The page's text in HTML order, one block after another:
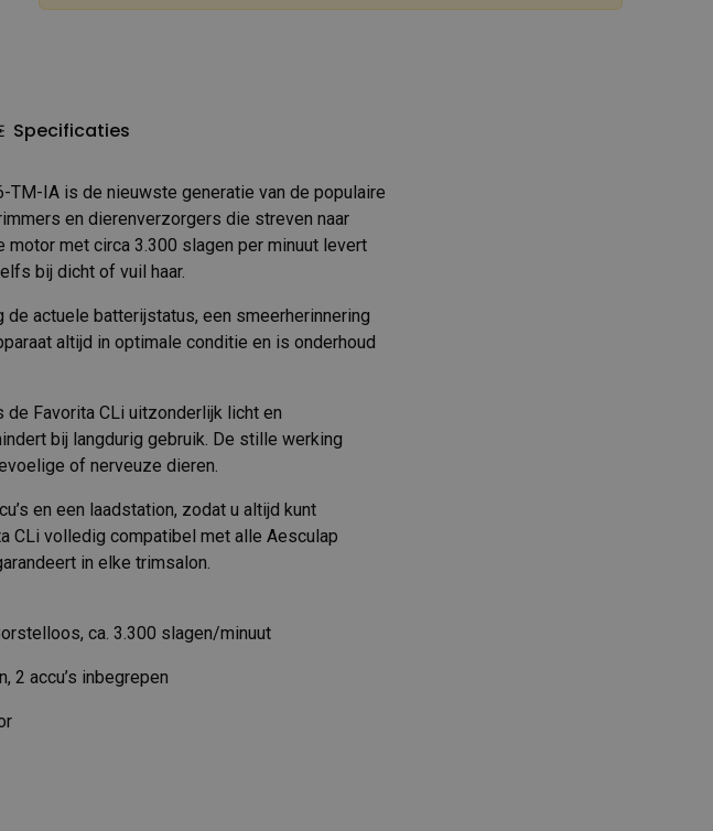
Specificaties
TM-IA is de nieuwste generatie van de populaire
en dierenverzorgers die streven naar
met circa 3.300 slagen per minuut levert
bij dicht of vuil haar.
actuele batterijstatus, een smeerherinnering
altijd in optimale conditie en is onderhoud
Favorita CLi uitzonderlijk licht en
bij langdurig gebruik. De stille werking
of nerveuze dieren.
en een laadstation, zodat u altijd kunt
CLi volledig compatibel met alle Aesculap
in elke trimsalon.
ca. 3.300 slagen/minuut
2 accu’s inbegrepen